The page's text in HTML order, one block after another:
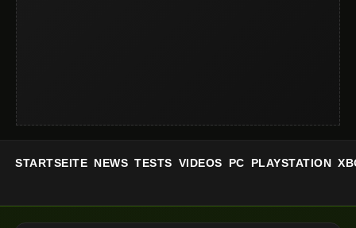
STARTSEITE NEWS TESTS VIDEOS PC PLAYSTATION